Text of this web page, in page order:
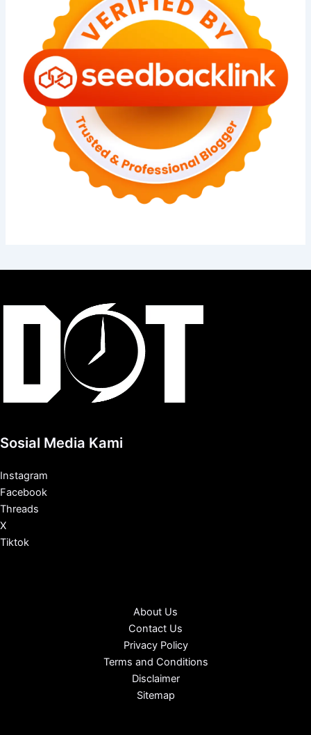
Sosial Media Kami
Instagram
Facebook
Threads
X
Tiktok
About Us
Contact Us
Privacy Policy
Terms and Conditions
Disclaimer
Sitemap